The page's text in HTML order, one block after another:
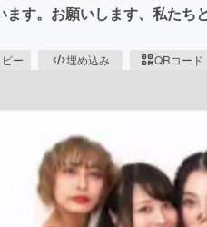
す。お願いします、私たち
ー 埋め込み QRコード